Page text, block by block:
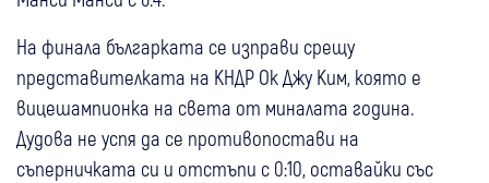
На финала българката се изправи срещу
представителката на КНДР Ок Джу Ким, която е
вицешампионка на света от миналата година.
Дудова не успя да се противопостави на
съперничката си и отстъпи с 0:10, оставайки със